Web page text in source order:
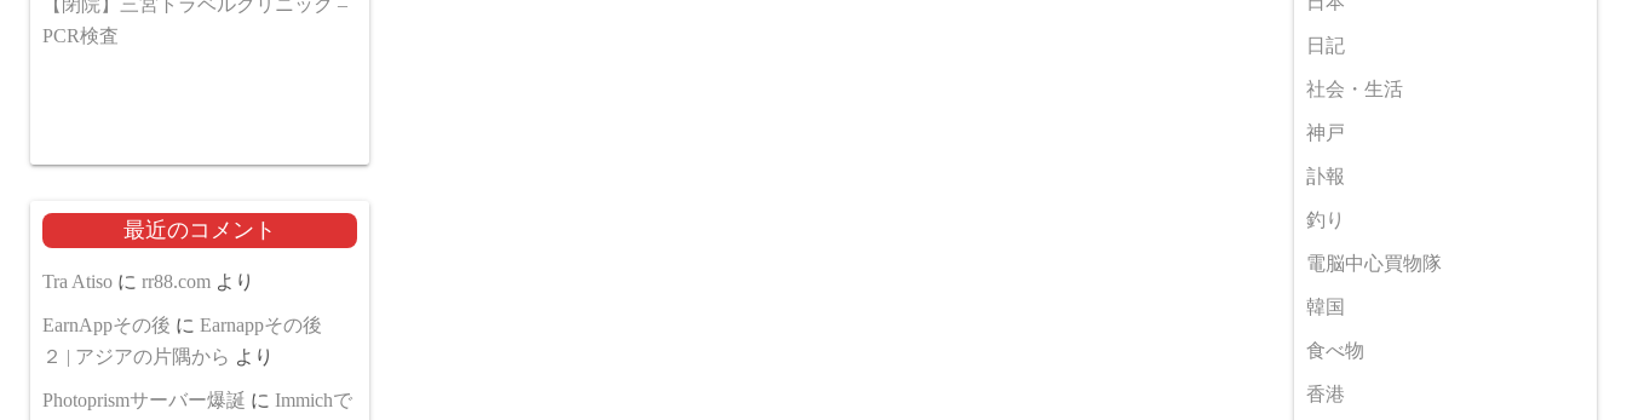
【閉院】三宮トラベルクリニック –
PCR検査
最近のコメント
Tra Atiso に rr88.com より
EarnAppその後 に Earnappその後
２ | アジアの片隅から より
Photoprismサーバー爆誕 に Immichで
日記
社会・生活
神戸
訃報
釣り
電脳中心買物隊
韓国
食べ物
香港